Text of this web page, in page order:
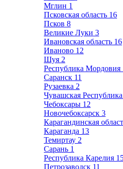
Мглин 1
Псковская область 16
Псков 8
Великие Луки 3
Ивановская область 16
Иваново 12
Шуя 2
Республика Мордовия
Саранск 11
Рузаевка 2
Чувашская
Чебоксары 12
Новочебоксарск 3
Карагандинская
Караганда 13
Темиртау 2
Сарань 1
Республика Карелия
Петрозаводск 11